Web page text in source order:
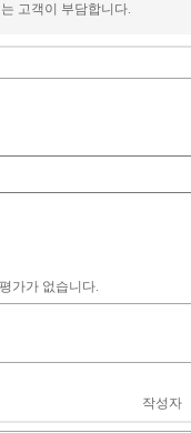
고객이 부담합니다.
가가 없습니다.
작성자